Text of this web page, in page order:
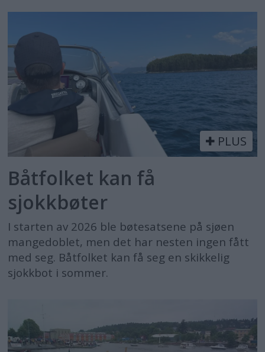
PLUS
Båtfolket kan få
sjokkbøter
I starten av 2026 ble bøtesatsene på sjøen
mangedoblet, men det har nesten ingen fått
med seg. Båtfolket kan få seg en skikkelig
sjokkbot i sommer.